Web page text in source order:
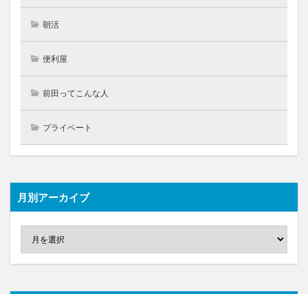
朝活
便利屋
前田ってこんな人
プライベート
月別アーカイブ